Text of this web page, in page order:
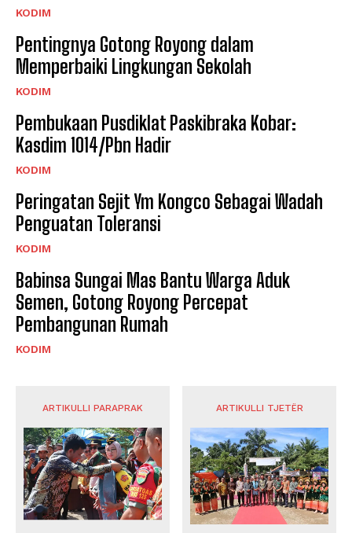
KODIM
Pentingnya Gotong Royong dalam
Memperbaiki Lingkungan Sekolah
KODIM
Pembukaan Pusdiklat Paskibraka Kobar:
Kasdim 1014/Pbn Hadir
KODIM
Peringatan Sejit Ym Kongco Sebagai Wadah
Penguatan Toleransi
KODIM
Babinsa Sungai Mas Bantu Warga Aduk
Semen, Gotong Royong Percepat
Pembangunan Rumah
KODIM
ARTIKULLI PARAPRAK ARTIKULLI TJETËR